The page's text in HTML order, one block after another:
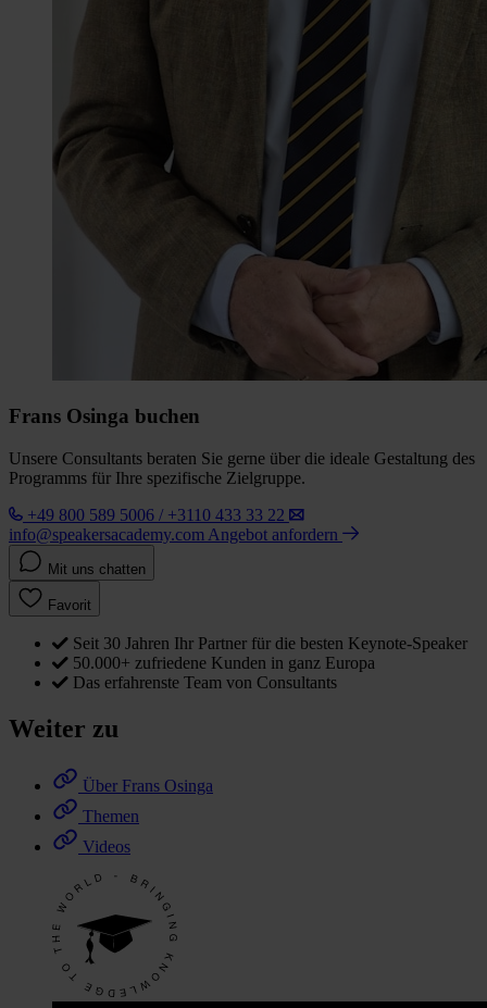
Frans Osinga buchen
Unsere Consultants beraten Sie gerne über die ideale Gestaltung des
Programms für Ihre spezifische Zielgruppe.
+49 800 589 5006 / +3110 433 33 22
info@speakersacademy.com Angebot anfordern
Mit uns chatten
Favorit
Seit 30 Jahren Ihr Partner für die besten Keynote-Speaker
50.000+ zufriedene Kunden in ganz Europa
Das erfahrenste Team von Consultants
Weiter zu
Über Frans Osinga
Themen
Videos